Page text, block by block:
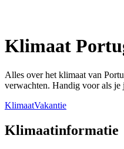
Klimaat
Alles over het klimaat van
verwachten. Handig voor als
KlimaatVakantie
Klimaatinformatie